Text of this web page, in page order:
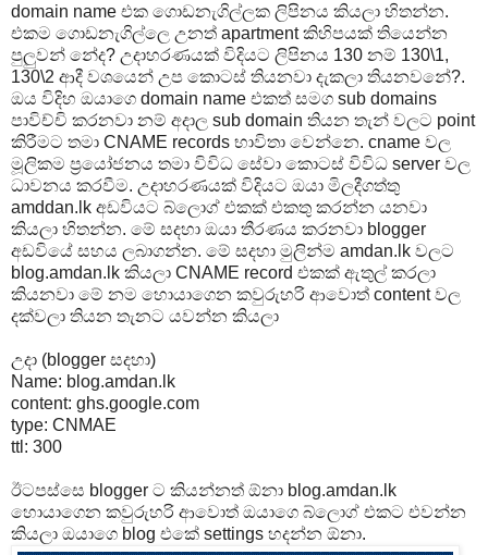
domain name එක ගොඩනැගිල්ලක ලිපිනය කියලා හිතන්න.
එකම ගොඩනැගිල්ලෙ උනත් apartment කිහිපයක් තියෙන්න
පුලුවන් නේද? උදාහරණයක් විදියට ලිපිනය 130 නම් 130\1,
130\2 ආදී වශයෙන් උප කොටස් තියනවා දැකලා තියනවනේ?.
ඔය විදිහ ඔයාගෙ domain name එකත් සමග sub domains
පාවිච්චි කරනවා නම් අදාල sub domain තියන තැන් වලට point
කිරීමට තමා CNAME records භාවිතා වෙන්නෙ. cname වල
මූලිකම ප්‍රයෝජනය තමා විවිධ සේවා කොටස් විවිධ server වල
ධාවනය කරවීම. උදාහරණයක් විදියට ඔයා මිලදීගත්තු
amddan.lk අඩවියට බ්ලොග් එකක් එකතු කරන්න යනවා
කියලා හිතන්න. මේ සදහා ඔයා තීරණය කරනවා blogger
අඩවියේ සහය ලබාගන්න. මේ සදහා මුලින්ම amdan.lk වලට
blog.amdan.lk කියලා CNAME record එකක් ඇතුල් කරලා
කියනවා මේ නම හොයාගෙන කවුරුහරි ආවොත් content වල
දක්වලා තියන තැනට යවන්න කියලා
උදා (blogger සදහා)
Name: blog.amdan.lk
content: ghs.google.com
type: CNMAE
ttl: 300
ඊටපස්සෙ blogger ට කියන්නත් ඕනා blog.amdan.lk
හොයාගෙන කවුරුහරි ආවොත් ඔයාගෙ බ්ලොග් එකට එවන්න
කියලා ඔයාගෙ blog එකේ settings හදන්න ඕනා.